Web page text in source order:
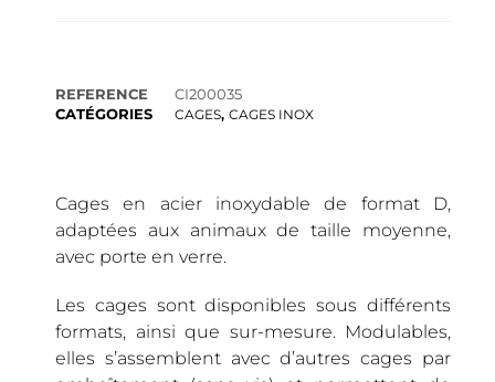
REFERENCE
CI200035
CATÉGORIES
CAGES, CAGES INOX
Cages en acier inoxydable de format D,
adaptées aux animaux de taille moyenne,
avec porte en verre.
Les cages sont disponibles sous différents
formats, ainsi que sur-mesure. Modulables,
elles s’assemblent avec d’autres cages par